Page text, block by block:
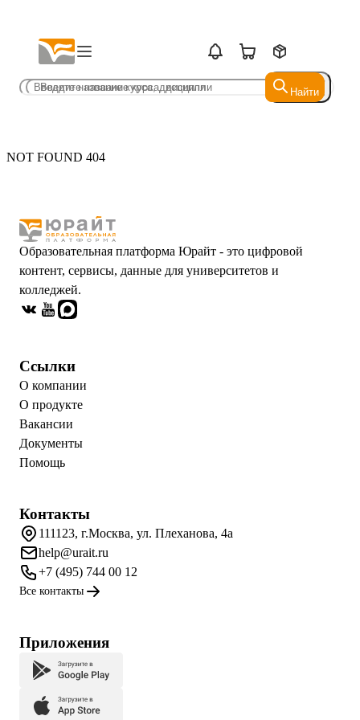
Найти
Найти
NOT FOUND 404
Образовательная платформа Юрайт - это цифровой
контент, сервисы, данные для университетов и
колледжей.
Ссылки
О компании
О продукте
Вакансии
Документы
Помощь
Контакты
111123, г.Москва, ул. Плеханова, 4а
help@urait.ru
+7 (495) 744 00 12
Все контакты
Приложения